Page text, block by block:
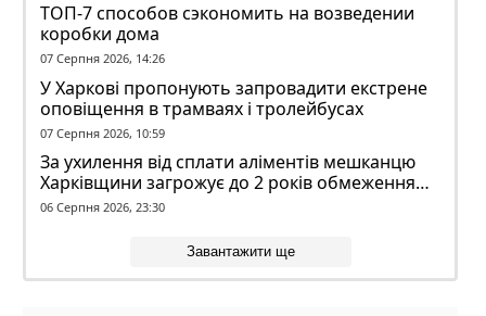
ТОП-7 способов сэкономить на возведении
коробки дома
07 Серпня 2026, 14:26
У Харкові пропонують запровадити екстрене
оповіщення в трамваях і тролейбусах
07 Серпня 2026, 10:59
За ухилення від сплати аліментів мешканцю
Харківщини загрожує до 2 років обмеження
волі
06 Серпня 2026, 23:30
Завантажити ще